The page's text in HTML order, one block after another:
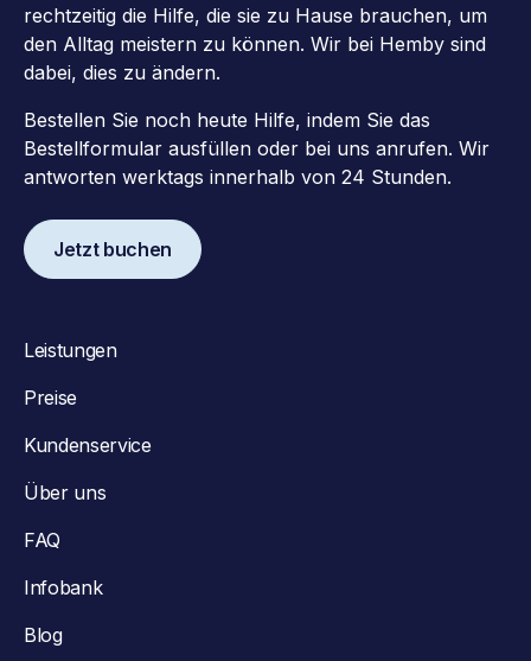
rechtzeitig die Hilfe, die sie zu Hause brauchen, um
den Alltag meistern zu können. Wir bei Hemby sind
dabei, dies zu ändern.
Bestellen Sie noch heute Hilfe, indem Sie das
Bestellformular ausfüllen oder bei uns anrufen. Wir
antworten werktags innerhalb von 24 Stunden.
Jetzt buchen
Leistungen
Preise
Kundenservice
Über uns
FAQ
Infobank
Blog